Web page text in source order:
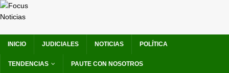
INICIO JUDICIALES NOTICIAS POLÍTICA
TENDENCIAS PAUTE CON NOSOTROS